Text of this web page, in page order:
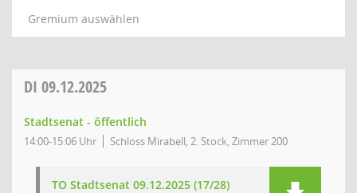
Gremium auswählen
DI 09.12.2025
Stadtsenat - öffentlich
14:00-15:06 Uhr Schloss Mirabell, 2. Stock, Zimmer 200
TO Stadtsenat 09.12.2025 (17/28)